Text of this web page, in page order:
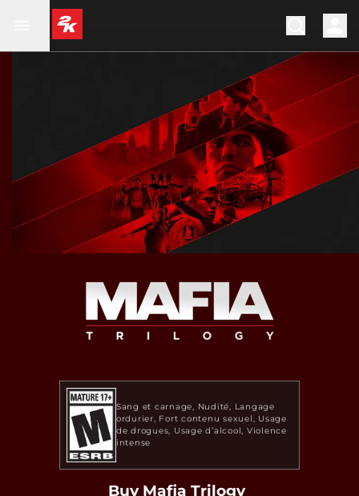
Sang et carnage Nudité
Langage
ordurier
Fort contenu sexuel
Usage
de drogues Usage d’alcool Violence
intense
Buy Mafia Trilogy